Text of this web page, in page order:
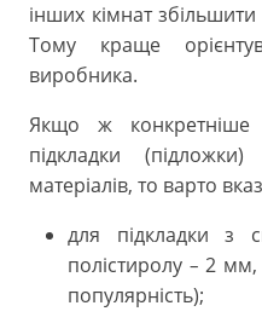
інших кімнат збільшити
Тому краще
виробника.
Якщо ж
підкладки
матеріалів, то варто
для підкладки з
полістиролу – 2 мм,
популярність);